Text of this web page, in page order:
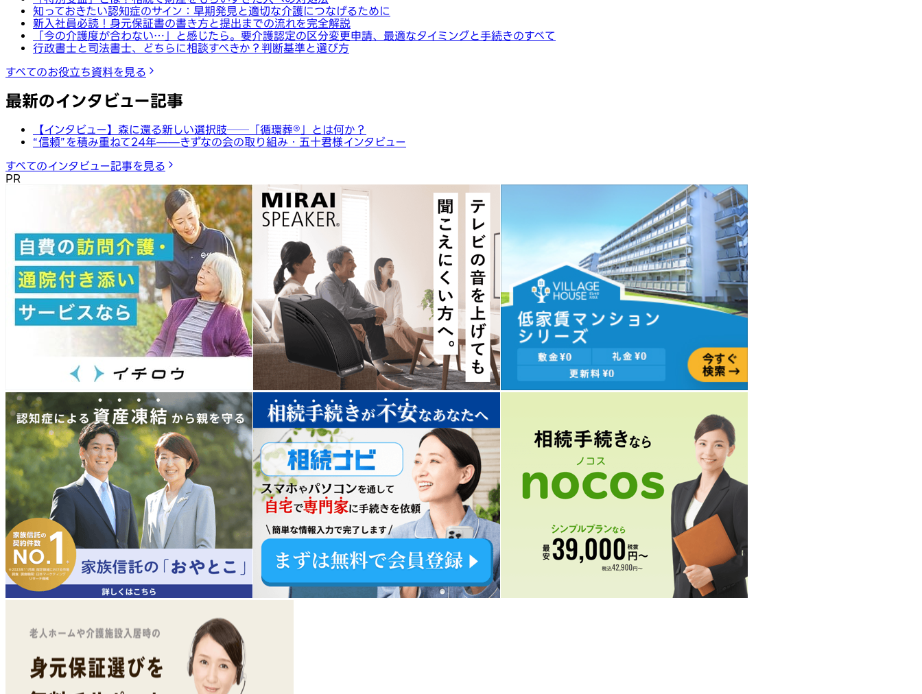
知っておきたい認知症のサイン：早期発見と適切な介護につなげるために
新入社員必読！身元保証書の書き方と提出までの流れを完全解説
「今の介護度が合わない…」と感じたら。要介護認定の区分変更申請、最適なタイミングと手続きのすべて
行政書士と司法書士、どちらに相談すべきか？判断基準と選び方
すべてのお役立ち資料を見る
最新のインタビュー記事
【インタビュー】森に還る新しい選択肢──「循環葬®︎」とは何か？
“信頼”を積み重ねて24年——きずなの会の取り組み・五十君様インタビュー
すべてのインタビュー記事を見る
PR